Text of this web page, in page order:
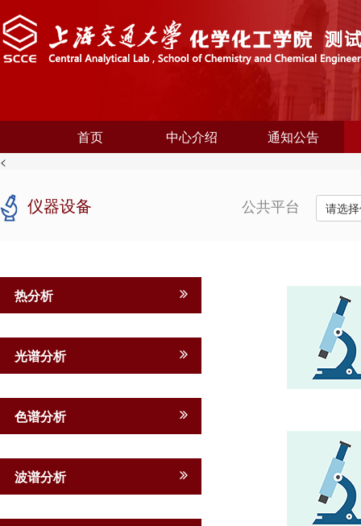
首页 中心介绍 通知公告
<
仪器设备 公共平台 请选
热分析
光谱分析
色谱分析
波谱分析